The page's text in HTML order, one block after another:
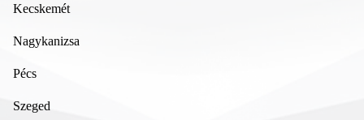
Kecskemét
Nagykanizsa
Pécs
Szeged